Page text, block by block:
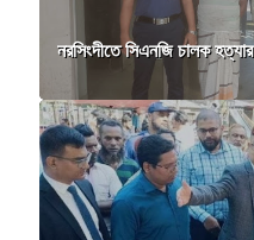
নরসিংদীতে সিএনজি চালক